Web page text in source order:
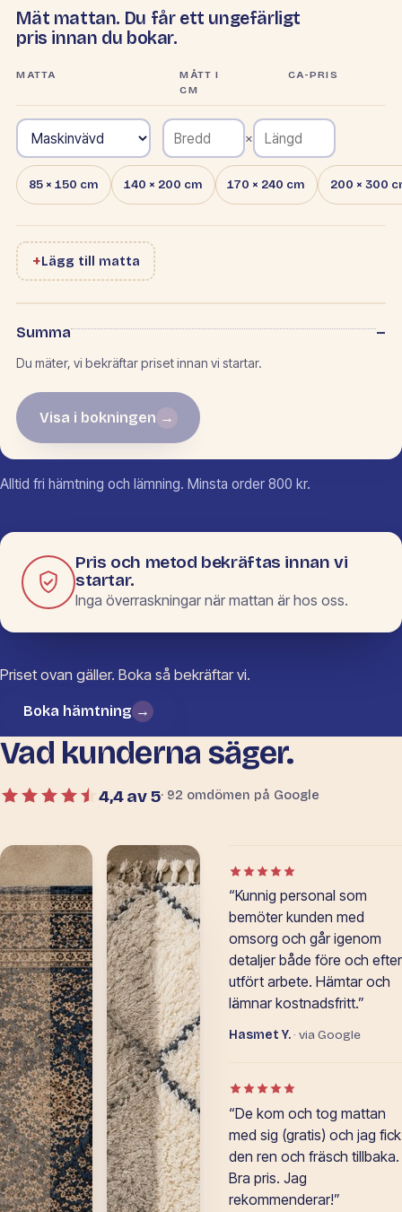
Mät mattan. Du får ett ungefärligt
pris innan du bokar.
MATTA
MÅTT I
CM
CA-PRIS
×
85 × 150 cm 140 × 200 cm 170 × 240 cm 200 × 300
+Lägg till matta
Summa –
Du mäter, vi bekräftar priset innan vi startar.
Visa i bokningen →
Alltid fri hämtning och lämning. Minsta order 800 kr.
Pris och metod bekräftas innan vi
startar.
Inga överraskningar när mattan är hos oss.
Priset ovan gäller. Boka så bekräftar vi.
Boka hämtning →
Vad kunderna säger.
4,4 av 5· 92 omdömen på Google
Betyg: 5 av 5 i Google-
“Kunnig personal som
bemöter kunden med
omsorg och går igenom
detaljer både före och efter
utfört arbete. Hämtar och
lämnar kostnadsfritt.”
Hasmet Y. · via Google
Betyg: 5 av 5 i Google-
“De kom och tog mattan
med sig (gratis) och jag fick
den ren och fräsch tillbaka.
Bra pris. Jag
rekommenderar!”